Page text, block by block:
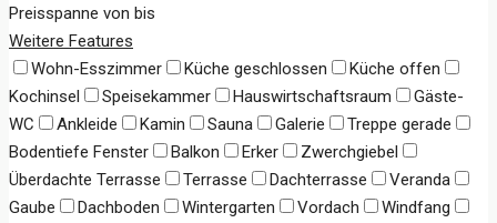
Preisspanne von bis
Weitere Features
Wohn-Esszimmer
Küche geschlossen
Küche offen
Kochinsel
Speisekammer Hauswirtschaftsraum
Gäste-
WC
Ankleide Kamin Sauna Galerie
Treppe gerade
Bodentiefe Fenster
Balkon Erker
Zwerchgiebel
Überdachte Terrasse
Terrasse Dachterrasse
Veranda
Gaube
Dachboden Wintergarten Vordach
Windfang